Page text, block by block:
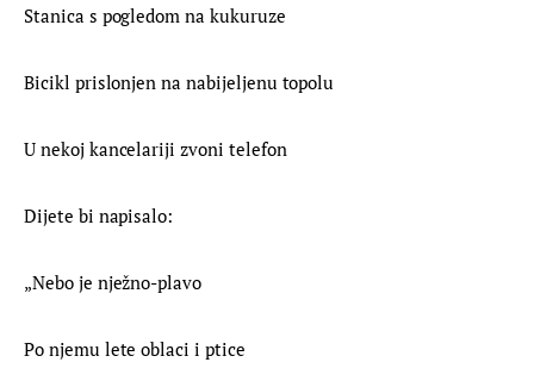
Stanica s pogledom na kukuruze
Bicikl prislonjen na nabijeljenu topolu
U nekoj kancelariji zvoni telefon
Dijete bi napisalo:
„Nebo je nježno-plavo
Po njemu lete oblaci i ptice